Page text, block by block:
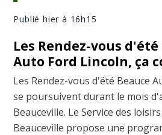
Publié hier à 16h15
Les Rendez-vous d'été
Auto Ford Lincoln, ça
Les Rendez-vous d'été Beauce
se poursuivent durant le mois
Beauceville. Le Service des
Beauceville propose une